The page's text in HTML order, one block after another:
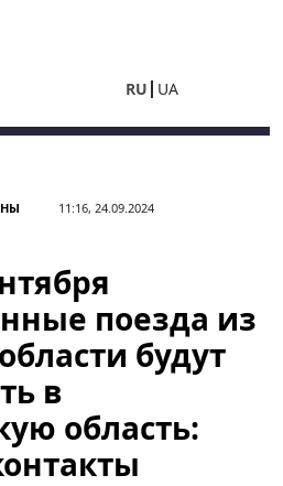
RU UA
11:16, 24.09.2024
поезда из
будут
в
область: